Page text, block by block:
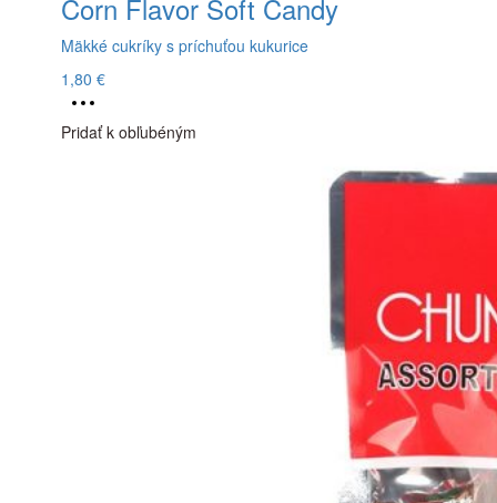
Corn Flavor Soft Candy
Mäkké cukríky s príchuťou kukurice
1,80 €
produkt
má
Pridať k obľubéným